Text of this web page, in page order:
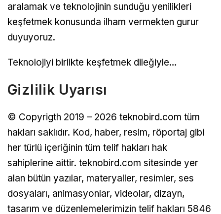
aralamak ve teknolojinin sunduğu yenilikleri
keşfetmek konusunda ilham vermekten gurur
duyuyoruz.
Teknolojiyi birlikte keşfetmek dileğiyle…
Gizlilik Uyarısı
© Copyrigth 2019 – 2026 teknobird.com tüm
hakları saklıdır. Kod, haber, resim, röportaj gibi
her türlü içeriğinin tüm telif hakları hak
sahiplerine aittir. teknobird.com sitesinde yer
alan bütün yazılar, materyaller, resimler, ses
dosyaları, animasyonlar, videolar, dizayn,
tasarım ve düzenlemelerimizin telif hakları 5846